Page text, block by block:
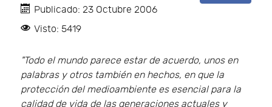
Publicado: 23 Octubre 2006
Visto: 5419
"Todo el mundo parece estar de acuerdo, unos en
palabras y otros también en hechos, en que la
protección del medioambiente es esencial para la
calidad de vida de las generaciones actuales y